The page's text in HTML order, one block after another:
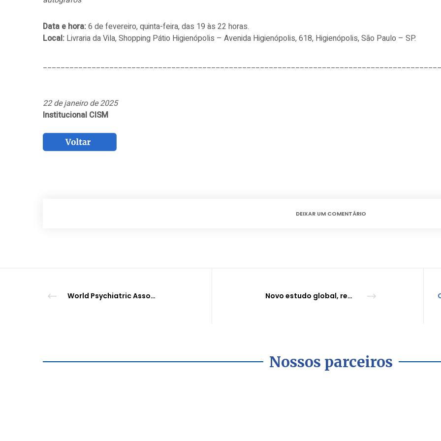
Data e hora:6 de fevereiro, quinta-feira, das 19 às 22 horas.
Local: Livraria da Vila, Shopping Pátio Higienópolis – Avenida Higienópolis, 618, Higienópolis, São Paulo – SP.
22 de janeiro de 2025
Institucional CISM
DEIXAR UM COMENTÁRIO
World Psychiatric Association (WPA) realiza webinar “Mental Health Challenges in the Digital Urbanized Society” Novo estudo global, realizado com diversas etnias, revela 700 variações genéticas relacionadas à depressão
Nossos parceiros